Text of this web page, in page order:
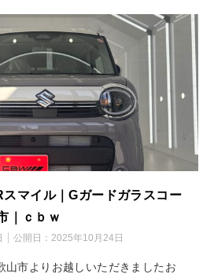
マイル｜Gガードガラスコー
｜ｃｂｗ
公開日： 2025年10月24日
山市よりお越しいただきましたお